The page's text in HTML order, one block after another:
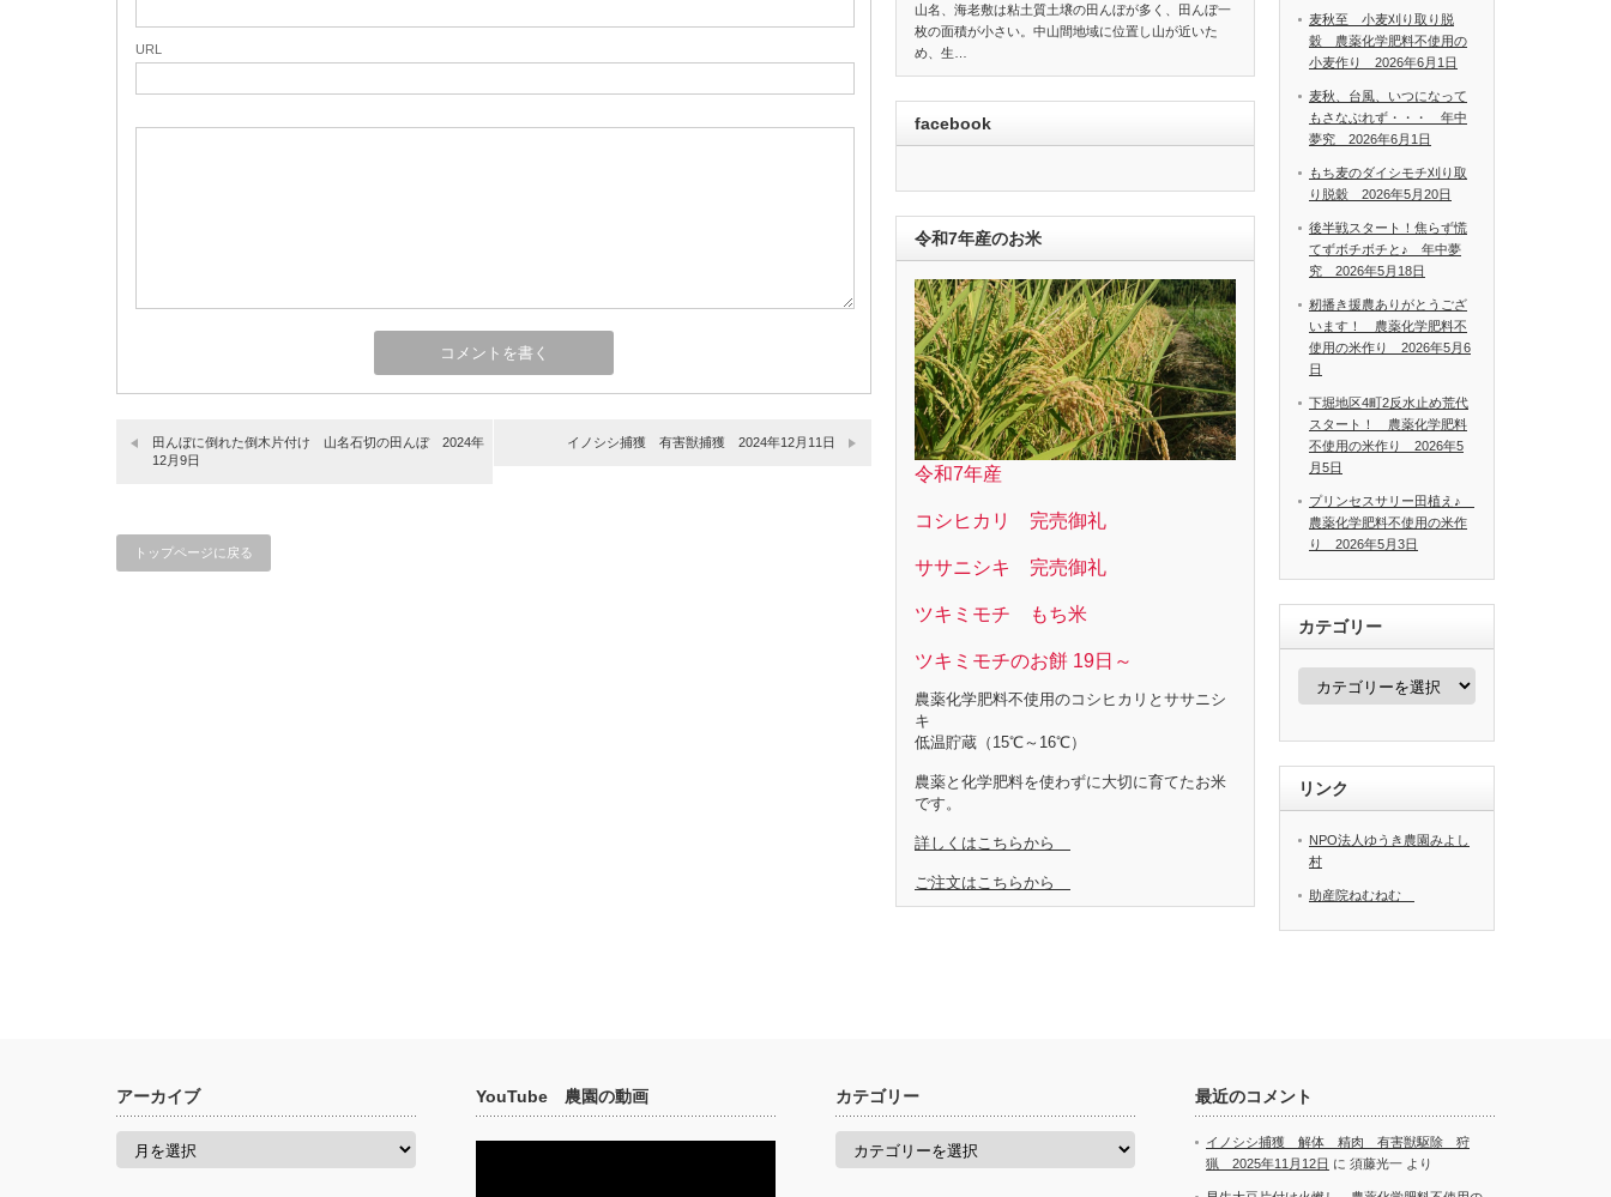
URL
田んぼに倒れた倒木片付け 山名石切の田んぼ 2024年
12月9日
イノシシ捕獲 有害獣捕獲 2024年12月11日
トップページに戻る
山名、海老敷は粘土質土壌の田んぼが多く、田んぼ一
枚の面積が小さい。中山間地域に位置し山が近いた
め、生…
facebook
令和7年産のお米
令和7年産
コシヒカリ 完売御礼
ササニシキ 完売御礼
ツキミモチ もち米
ツキミモチのお餅 19日～
農薬化学肥料不使用のコシヒカリとササニシ
キ
低温貯蔵（15℃～16℃）
農薬と化学肥料を使わずに大切に育てたお米
です。
詳しくはこちらから
ご注文はこちらから
麦秋至 小麦刈り取り脱
穀 農薬化学肥料不使用の
小麦作り 2026年6月1日
麦秋、台風、いつになって
もさなぶれず・・・ 年中
夢究 2026年6月1日
もち麦のダイシモチ刈り取
り脱穀 2026年5月20日
後半戦スタート！焦らず慌
てずボチボチと♪ 年中夢
究 2026年5月18日
籾播き援農ありがとうござ
います！ 農薬化学肥料不
使用の米作り 2026年5月6
日
下堀地区4町2反水止め荒代
スタート！ 農薬化学肥料
不使用の米作り 2026年5
月5日
プリンセスサリー田植え♪
農薬化学肥料不使用の米作
り 2026年5月3日
カテゴリー
カ
ー
リンク
NPO法人ゆうき農園みよし
村
助産院ねむねむ
アーカイブ
ア
YouTube 農園の動画 カテゴリー
カ
最近のコメント
イノシシ捕獲 解体 精肉 有害獣駆除 狩
猟 2025年11月12日 に 須藤光一 より